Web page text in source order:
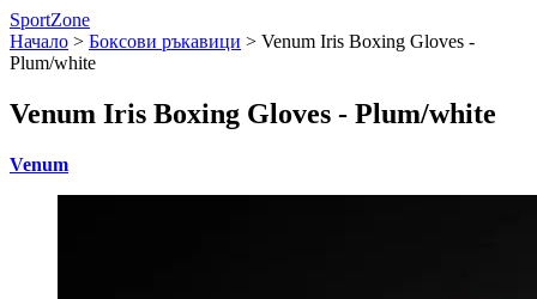
SportZone
Начало > Боксови ръкавици > Venum Iris Boxing Gloves -
Plum/white
Venum Iris Boxing Gloves - Plum/white
Venum